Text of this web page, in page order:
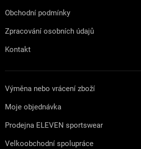
Obchodní podmínky
Zpracování osobních údajů
Kontakt
Výměna nebo vrácení zboží
Moje objednávka
Prodejna ELEVEN sportswear
Velkoobchodní spolupráce